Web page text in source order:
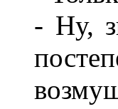
- Ну,